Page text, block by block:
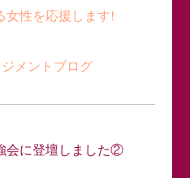
女性を応援します!
メントブログ
会に登壇しました②